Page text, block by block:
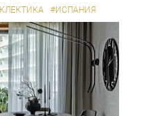
#ИСПАНИЯ